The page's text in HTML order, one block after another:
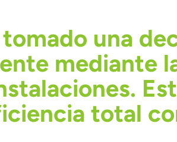
tomado una
mediante
total